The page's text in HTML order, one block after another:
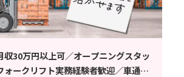
収30万円以上可／オープニングスタッ
ォークリフト実務経験者歓迎／車通勤